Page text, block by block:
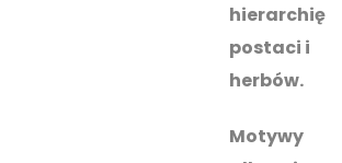
hierarchię
postaci i
herbów.
Motywy